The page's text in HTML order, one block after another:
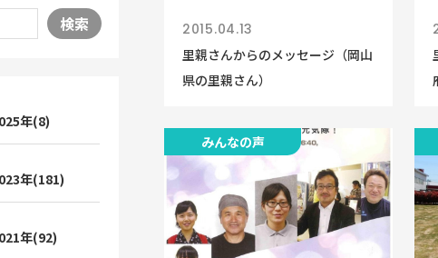
2015.04.13
里親さんからのメッセージ（岡山
県の里親さん）
みんなの声
検索
年(8)
年(181)
年(92)